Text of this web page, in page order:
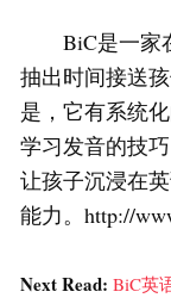
BiC是一家在
抽出时间接送
是，它有系统
学习发音的技
让孩子沉浸在
能力。http://
Next Read: BiC英